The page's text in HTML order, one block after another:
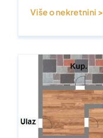
Više o nekretnini >